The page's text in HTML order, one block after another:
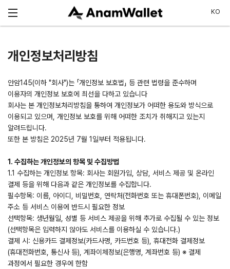
Skip to menu
KO
개인정보처리방침
안암145(이하 "회사")는 「개인정보 보호법」 등 관련 법령을 준수하며
이용자의 개인정보 보호에 최선을 다하고 있습니다
회사는 본 개인정보처리방침을 통하여 개인정보가 어떠한 용도와 방식으로
이용되고 있으며, 개인정보 보호를 위해 어떠한 조치가 취해지고 있는지
알려드립니다.
또한 본 방침은 2025년 7월 1일부터 적용됩니다.
1. 수집하는 개인정보의 항목 및 수집방법
1.1 수집하는 개인정보 항목: 회사는 회원가입, 상담, 서비스 제공 및 온라인
결제 등을 위해 다음과 같은 개인정보를 수집합니다.
필수항목: 이름, 아이디, 비밀번호, 연락처(전화번호 또는 휴대폰번호), 이메일
주소 등 서비스 이용에 반드시 필요한 정보
선택항목: 생년월일, 성별 등 서비스 제공을 위해 추가로 수집될 수 있는 정보
(선택항목은 입력하지 않아도 서비스를 이용하실 수 있습니다.)
결제 시: 신용카드 결제정보(카드사명, 카드번호 등), 휴대전화 결제정보
(휴대전화번호, 통신사 등), 계좌이체정보(은행명, 계좌번호 등) ※ 결제
과정에서 필요한 경우에 한함